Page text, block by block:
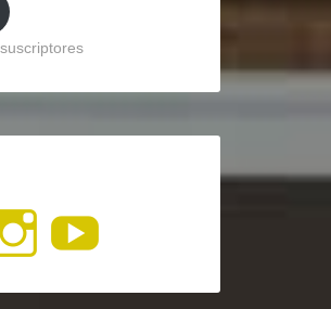
Ver
perfil